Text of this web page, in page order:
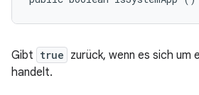
Gibt true zurück, wenn es sich um
handelt.